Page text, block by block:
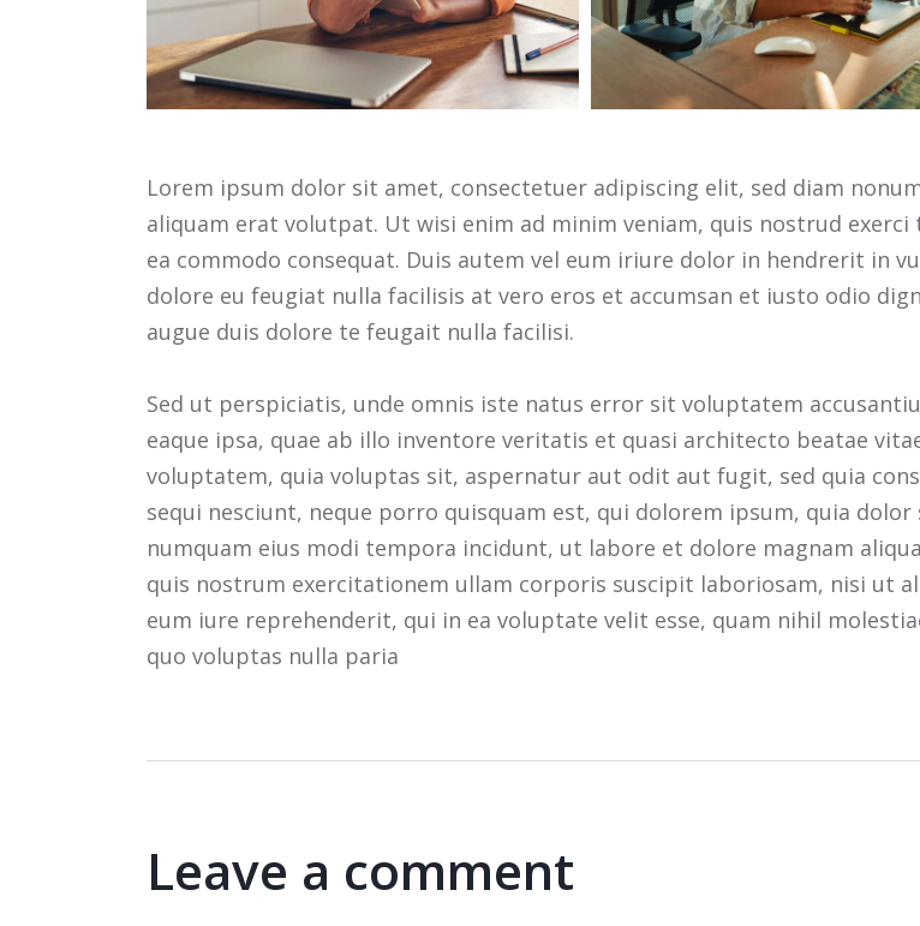
Lorem ipsum dolor sit amet, consectetuer adipiscing elit, sed diam
aliquam erat volutpat. Ut wisi enim ad minim veniam, quis nostrud
ea commodo consequat. Duis autem vel eum iriure dolor in hendrerit in
dolore eu feugiat nulla facilisis at vero eros et accumsan et iusto odio
augue duis dolore te feugait nulla facilisi.
Sed ut perspiciatis, unde omnis iste natus error sit voluptatem
eaque ipsa, quae ab illo inventore veritatis et quasi architecto beatae
voluptatem, quia voluptas sit, aspernatur aut odit aut fugit, sed quia
sequi nesciunt, neque porro quisquam est, qui dolorem ipsum, quia
numquam eius modi tempora incidunt, ut labore et dolore magnam
quis nostrum exercitationem ullam corporis suscipit laboriosam, nisi ut
eum iure reprehenderit, qui in ea voluptate velit esse, quam nihil
quo voluptas nulla paria
Leave a comment